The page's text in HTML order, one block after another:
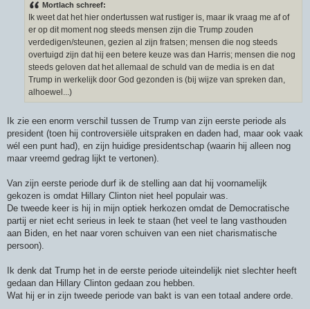
Mortlach schreef:
Ik weet dat het hier ondertussen wat rustiger is, maar ik vraag me af of
er op dit moment nog steeds mensen zijn die Trump zouden
verdedigen/steunen, gezien al zijn fratsen; mensen die nog steeds
overtuigd zijn dat hij een betere keuze was dan Harris; mensen die nog
steeds geloven dat het allemaal de schuld van de media is en dat
Trump in werkelijk door God gezonden is (bij wijze van spreken dan,
alhoewel...)
Ik zie een enorm verschil tussen de Trump van zijn eerste periode als
president (toen hij controversiële uitspraken en daden had, maar ook vaak
wél een punt had), en zijn huidige presidentschap (waarin hij alleen nog
maar vreemd gedrag lijkt te vertonen).
Van zijn eerste periode durf ik de stelling aan dat hij voornamelijk
gekozen is omdat Hillary Clinton niet heel populair was.
De tweede keer is hij in mijn optiek herkozen omdat de Democratische
partij er niet echt serieus in leek te staan (het veel te lang vasthouden
aan Biden, en het naar voren schuiven van een niet charismatische
persoon).
Ik denk dat Trump het in de eerste periode uiteindelijk niet slechter heeft
gedaan dan Hillary Clinton gedaan zou hebben.
Wat hij er in zijn tweede periode van bakt is van een totaal andere orde.